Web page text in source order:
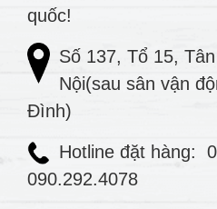
quốc!
Số 137, Tổ 15,
Nội(sau sân vận
Đình)
Hotline đặt hàng:
090.292.4078